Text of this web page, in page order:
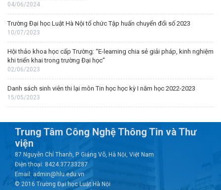
04/06/2024
Trường Đại học Luật Hà Nội tổ chức Tập huấn chuyển đổi số 2023
10/07/2023
Hội thảo khoa học cấp Trường: “E-learning chia sẻ giải pháp, kinh nghiệm
khi triển khai trong trường Đại học”
02/06/2023
Danh sách sinh viên thi lại môn Tin học học kỳ I năm học 2022-2023
15/05/2023
Trung Tâm Công Nghệ Thông Tin và Thư
viện
87 Nguyễn Chí Thanh, P. Giảng Võ, Hà Nội, Việt Nam
Điện thoại: 8424.37733287
Email: admin@hlu.edu.vn
© 2016 Trường Đại học Luật Hà Nội